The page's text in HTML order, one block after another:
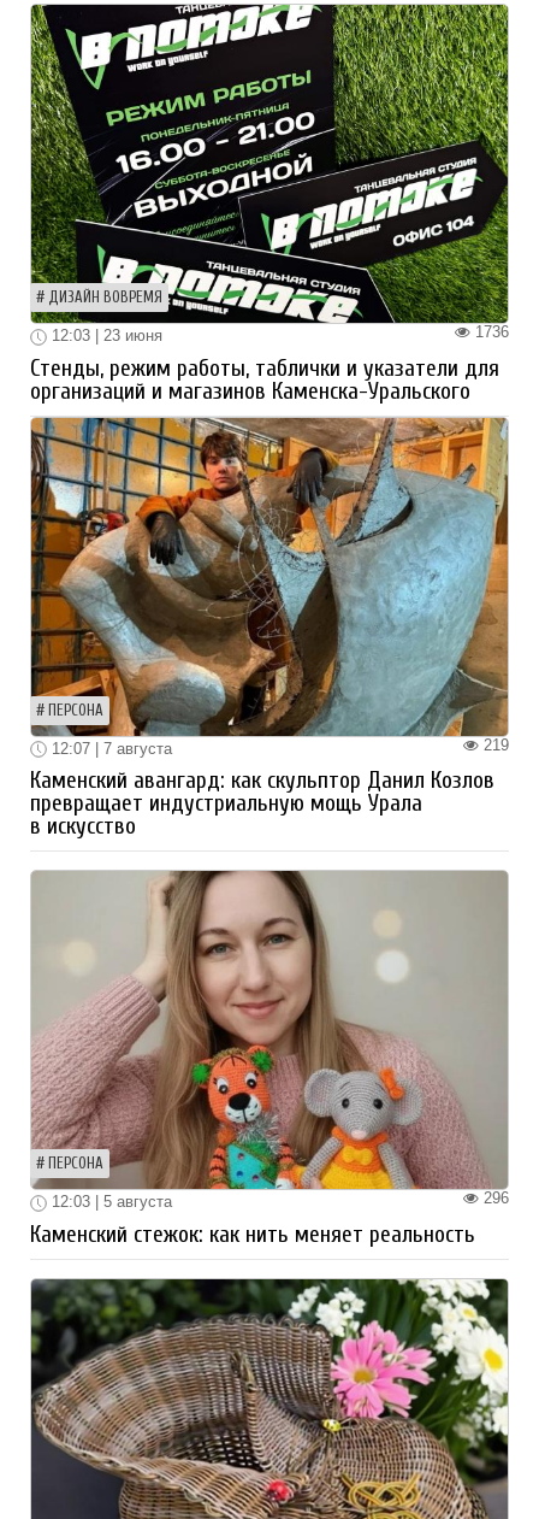
ДИЗАЙН ВОВРЕМЯ
1736
12:03 | 23 июня
Стенды, режим работы, таблички и указатели для
организаций и магазинов Каменска-Уральского
ПЕРСОНА
219
12:07 | 7 августа
Каменский авангард: как скульптор Данил Козлов
превращает индустриальную мощь Урала
в искусство
ПЕРСОНА
296
12:03 | 5 августа
Каменский стежок: как нить меняет реальность